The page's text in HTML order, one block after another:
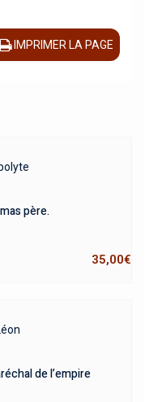
IMPRIMER LA PAGE
père.
35,00€
de l’empire